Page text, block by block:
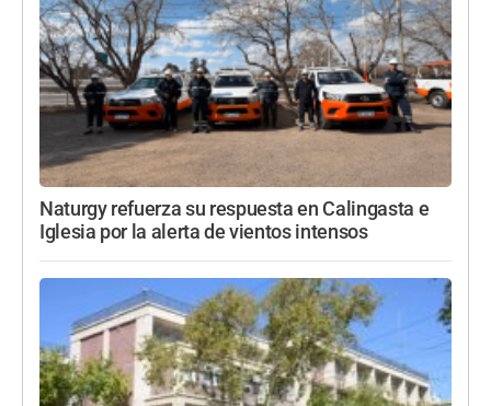
Naturgy refuerza su respuesta en Calingasta e
Iglesia por la alerta de vientos intensos